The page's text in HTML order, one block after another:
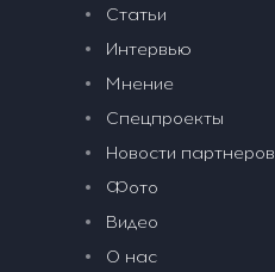
Статьи
Интервью
Мнение
Спецпроекты
Новости партнеров
Фото
Видео
О нас